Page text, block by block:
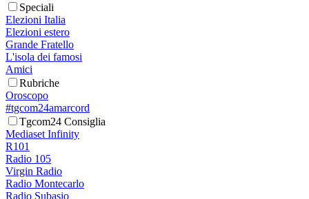
Speciali
Elezioni Italia
Elezioni estero
Grande Fratello
L'isola dei famosi
Amici
Rubriche
Oroscopo
#tgcom24amarcord
Tgcom24 Consiglia
Mediaset Infinity
R101
Radio 105
Virgin Radio
Radio Montecarlo
Radio Subasio